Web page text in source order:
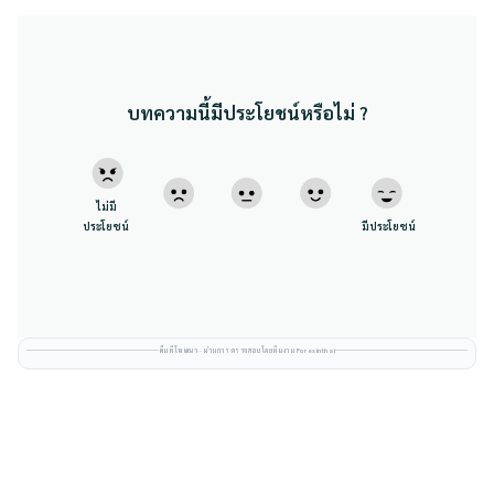
บทความนี้มีประโยชน์หรือไม่ ?
ไม่มี
ประโยชน์
มีประโยชน์
พื้นที่โฆษณา · ผ่านการตรวจสอบโดยทีมงาน Forexinthai